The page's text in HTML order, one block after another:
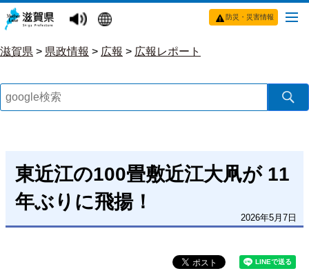
防災・災害情報
滋賀県 > 県政情報 > 広報 > 広報レポート
東近江の100畳敷近江大凧が 11
年ぶりに飛揚！
2026年5月7日